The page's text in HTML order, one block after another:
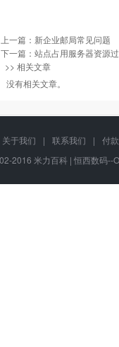
上一篇： 新企业邮局常见问题
下一篇： 站点占用服务器资源
>> 相关文章
没有相关文章。
关于我们 | 联系我们 |
付
2016 米力百科 | 恒西数码